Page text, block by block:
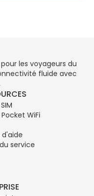
pour les voyageurs du
fluide avec
Pocket WiFi
service